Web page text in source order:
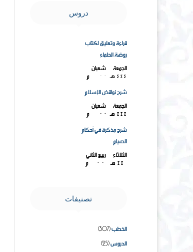
دروس
قراءة وتعليق لكتاب
روضة الحلماء
الجمعة ۱۸ شعبان
۱٤٤٤هـ ۱۰-۳-۲۰۲۳م
شرح نواقض الإسلام
الجمعة ۱۸ شعبان
۱٤٤٤هـ ۱۰-۳-۲۰۲۳م
شرح مذكرة في أحكام
الصيام
الثلاثاء ۱۸ ربيع الثاني
۱٤٤۳هـ ۲۳-۱۱-۲۰۲۱م
تصنيفات
الخطب(307)
الدروس(25)